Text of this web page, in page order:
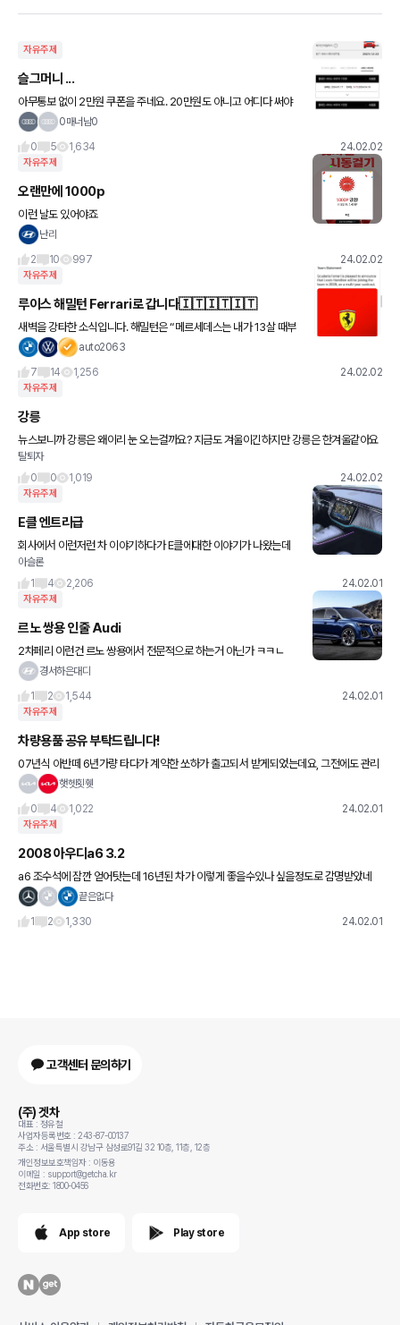
자유주제
슬그머니 ...
아무통보 없이 2만원 쿠폰을 주네요. 20만원도 아니고 어디다 써야
할지 ... 2만원짜리 부품 찾아봐야 겠군요. 서비스센터는 친절하고 마
0매너남0
0
5 1,634 24.02.02
자유주제
오랜만에 1000p
이런 날도 있어야죠
난리
2
10 997 24.02.02
자유주제
루이스 해밀턴 Ferrari로 갑니다🇮🇹🇮🇹🇮🇹
새벽을 강타한 소식입니다. 해밀턴은 “메르세데스는 내가 13살 때부
터 내 삶의 일부였다. 그곳은 내가 성장한 곳이기 때문에 떠나기로 결auto2063
7
14 1,256 24.02.02
자유주제
강릉
뉴스보니까 강릉은 왜이리 눈 오는걸까요? 지금도 겨울이긴하지만 강릉은 한겨울같아요
ㅜㅜ
탈퇴자
0
0 1,019 24.02.02
자유주제
E클 엔트리급
회사에서 이런저런 차 이야기하다가 E클에대한 이야기가 나왔는데
전 슈퍼스크린이 없는모델도 화면만 없고 디자인은 똑같은줄로 알았
는데 아니네요? 것두 모르고 끝까지 우겨서 민망 ㅠㅠ E200이랑 E2
2
아슬론
1
4 2,206 24.02.01
자유주제
르노 쌍용 인줄 Audi
2차페리 이런건 르노 쌍용에서 전문적으로 하는거 아닌가 ㅋㅋㄴ
경서하은대디
1
2 1,544 24.02.01
자유주제
차량용품 공유 부탁드립니다!
07년식 아반떼 6년가량 타다가 계약한 쏘하가 출고되서 받게되었는데요, 그전에도 관리
한다고 세차도 해주고 시트커버도 하고 방향제도 달고 해주긴 했는데 제대로 관리를 못한
햇헷횟휏
0
4 1,022 24.02.01
자유주제
2008 아우디a6 3.2
a6 조수석에 잠깐 얻어탓는데 16년된 차가 이렇게 좋을수있나 싶을정도로 감명받았네
요.. 현장 다니는차라 특별히?관리는 안하고 갈꺼만 갈아줬다는데 조수석에서도 하체의
끝은없다
1
2 1,330 24.02.01
고객센터 문의하기
(주) 겟차
대표 : 정유철
사업자등록번호 : 243-87-00137
주소 : 서울특별시 강남구 삼성로91길 32 10층, 11층, 12층
개인정보보호책임자 : 이동용
이메일 : support@getcha.kr
전화번호: 1800-0456
App store Play store